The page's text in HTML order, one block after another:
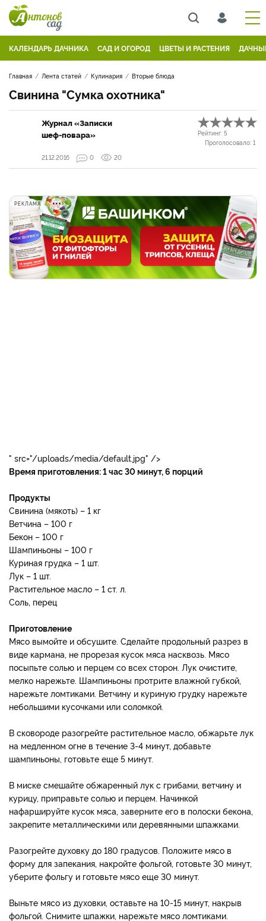
КАЛЕНДАРЬ ДАЧНИКА САД И ОГОРОД ЦВЕТЫ И РАСТЕНИЯ
Главная Лента статей Кулинария Вторые блюда
Свинина "Сумка охотника"
Журнал «Записки
шеф-повара»
Рейтинг: 5
Проголосовало: 1
21.12.2016
0 20
РЕКЛАМА
" src="/uploads/media/default.jpg" />
Время приготовления: 1 час 30 минут, 6 порций
Продукты
Свинина (мякоть) – 1 кг
Ветчина – 100 г
Бекон – 100 г
Шампиньоны – 100 г
Куриная грудка – 1 шт.
Лук – 1 шт.
Растительное масло – 1 ст. л.
Соль, перец
Приготовление
Мясо вымойте и обсушите. Сделайте продольный разрез в
виде кармана, не прорезая кусок мяса насквозь. Мясо
посыпьте солью и перцем со всех сторон. Лук очистите,
мелко нарежьте. Шампиньоны протрите влажной губкой,
нарежьте ломтиками. Ветчину и куриную грудку нарежьте
небольшими кусочками или соломкой.
В сковороде разогрейте растительное масло, обжарьте лук
на медленном огне в течение 3-4 минут, добавьте
шампиньоны, готовьте еще 5 минут.
В миске смешайте обжаренный лук с грибами, ветчину и
курицу, приправьте солью и перцем. Начинкой
нафаршируйте кусок мяса, заверните его в полоски бекона,
закрепите металлическими или деревянными шпажками.
Разогрейте духовку до 180 градусов. Положите мясо в
форму для запекания, накройте фольгой, готовьте 30 минут,
уберите фольгу и готовьте мясо еще 30 минут.
Выньте мясо из духовки, оставьте на 10-15 минут, накрыв
фольгой. Снимите шпажки, нарежьте мясо ломтиками.